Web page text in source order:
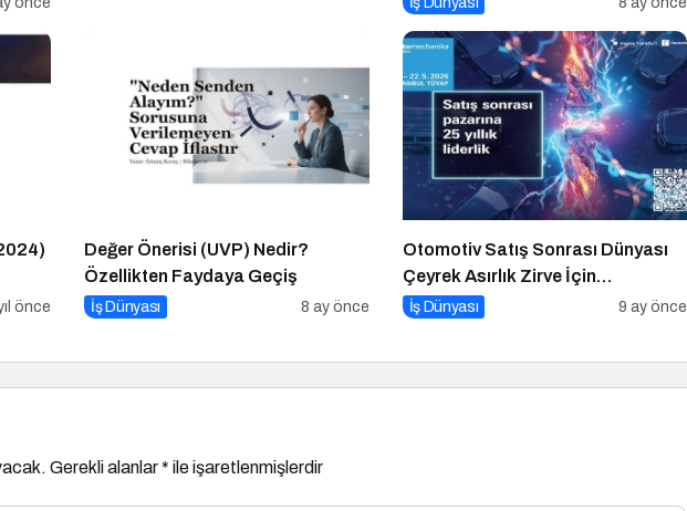
önce
Değer Önerisi (UVP) Nedir?
Özellikten Faydaya Geçiş
İş Dünyası 8 ay önce
Otomotiv Satış Sonrası Dünyası
Çeyrek Asırlık Zirve İçin
İstanbul’da Buluşuyor
İş Dünyası 9 ay önce
Gerekli alanlar* ile işaretlenmişlerdir